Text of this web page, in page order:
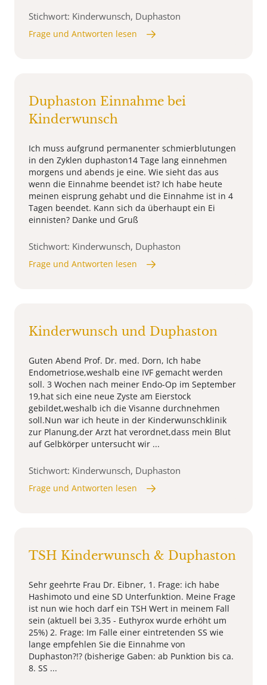
Stichwort: Kinderwunsch, Duphaston
Frage und Antworten lesen
Duphaston Einnahme bei
Kinderwunsch
Ich muss aufgrund permanenter schmierblutungen
in den Zyklen duphaston14 Tage lang einnehmen
morgens und abends je eine. Wie sieht das aus
wenn die Einnahme beendet ist? Ich habe heute
meinen eisprung gehabt und die Einnahme ist in 4
Tagen beendet. Kann sich da überhaupt ein Ei
einnisten? Danke und Gruß
Stichwort: Kinderwunsch, Duphaston
Frage und Antworten lesen
Kinderwunsch und Duphaston
Guten Abend Prof. Dr. med. Dorn, Ich habe
Endometriose,weshalb eine IVF gemacht werden
soll. 3 Wochen nach meiner Endo-Op im September
19,hat sich eine neue Zyste am Eierstock
gebildet,weshalb ich die Visanne durchnehmen
soll.Nun war ich heute in der Kinderwunschklinik
zur Planung,der Arzt hat verordnet,dass mein Blut
auf Gelbkörper untersucht wir ...
Stichwort: Kinderwunsch, Duphaston
Frage und Antworten lesen
TSH Kinderwunsch & Duphaston
Sehr geehrte Frau Dr. Eibner, 1. Frage: ich habe
Hashimoto und eine SD Unterfunktion. Meine Frage
ist nun wie hoch darf ein TSH Wert in meinem Fall
sein (aktuell bei 3,35 - Euthyrox wurde erhöht um
25%) 2. Frage: Im Falle einer eintretenden SS wie
lange empfehlen Sie die Einnahme von
Duphaston?!? (bisherige Gaben: ab Punktion bis ca.
8. SS ...